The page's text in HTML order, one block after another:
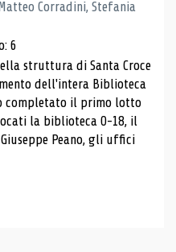
Corradini, Stefania
6
struttura di Santa Croce
dell'intera Biblioteca
completato il primo lotto
la biblioteca 0-18, il
Peano, gli uffici